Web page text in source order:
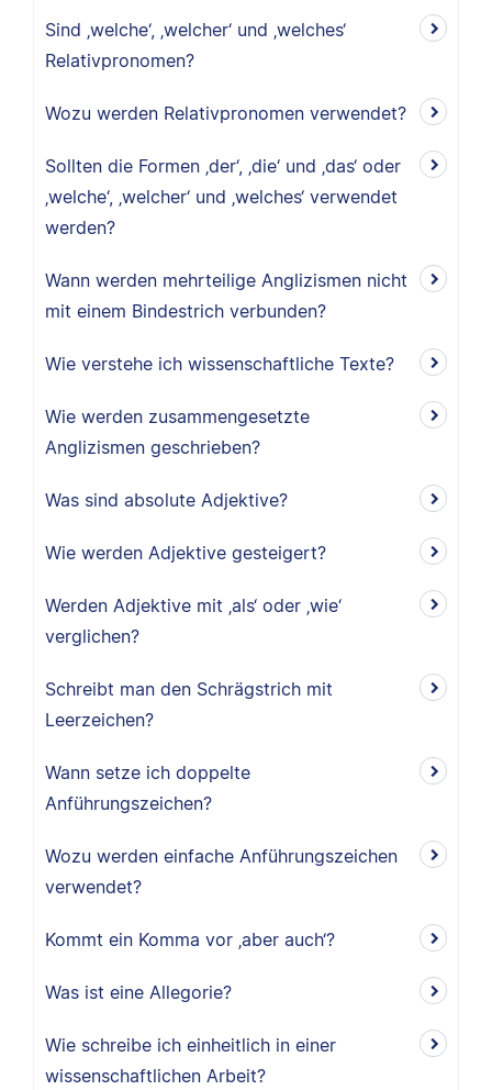
Sind ‚welche‘, ‚welcher‘ und ‚welches‘
Relativpronomen?
Wozu werden Relativpronomen verwendet?
Sollten die Formen ‚der‘, ‚die‘ und ‚das‘ oder
‚welche‘, ‚welcher‘ und ‚welches‘ verwendet
werden?
Wann werden mehrteilige Anglizismen nicht
mit einem Bindestrich verbunden?
Wie verstehe ich wissenschaftliche Texte?
Wie werden zusammengesetzte
Anglizismen geschrieben?
Was sind absolute Adjektive?
Wie werden Adjektive gesteigert?
Werden Adjektive mit ‚als‘ oder ‚wie‘
verglichen?
Schreibt man den Schrägstrich mit
Leerzeichen?
Wann setze ich doppelte
Anführungszeichen?
Wozu werden einfache Anführungszeichen
verwendet?
Kommt ein Komma vor ‚aber auch‘?
Was ist eine Allegorie?
Wie schreibe ich einheitlich in einer
wissenschaftlichen Arbeit?